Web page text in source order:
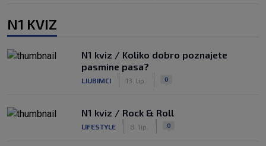
N1 KVIZ
N1 kviz / Koliko dobro poznajete
pasmine pasa?
LJUBIMCI 13. lip. 0
N1 kviz / Rock & Roll
LIFESTYLE 8. lip. 0